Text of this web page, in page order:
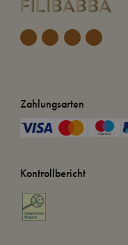
Zahlungsarten
Kontrollbericht